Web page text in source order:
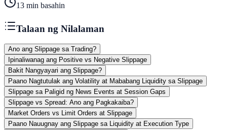
13 min basahin
Talaan ng Nilalaman
Ano ang Slippage sa Trading?
Ipinaliwanag ang Positive vs Negative Slippage
Bakit Nangyayari ang Slippage?
Paano Nagtutulak ang Volatility at Mababang Liquidity sa Slippage
Slippage sa Paligid ng News Events at Session Gaps
Slippage vs Spread: Ano ang Pagkakaiba?
Market Orders vs Limit Orders at Slippage
Paano Nauugnay ang Slippage sa Liquidity at Execution Type